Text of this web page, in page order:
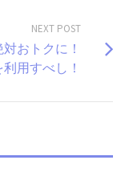
NEXT POST
おトクに！
用すべし！